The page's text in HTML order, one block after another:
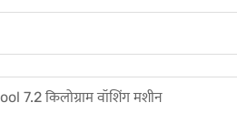
7.2 किलोग्राम वॉशिंग मशीन